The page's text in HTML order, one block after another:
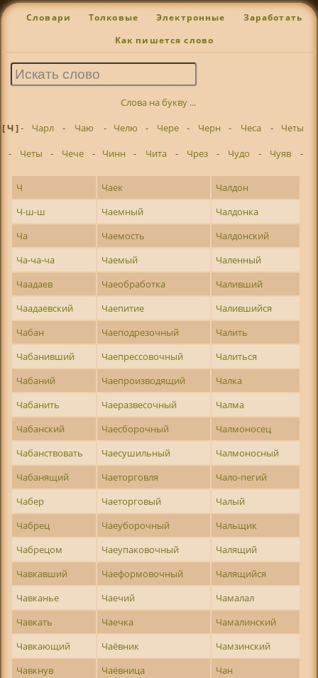
Словари Толковые Электронные Заработать
Как пишется слово
Слова на букву ...
[ Ч ]- Чарл - Чаю - Челю - Чере - Черн - Чеса -
Четы
-
Четы - Чече - Чинн - Чита - Чрез - Чудо - Чуяв -
Ч Чаек
Чалдон
Ч-ш-ш
Чаемный
Чалдонка
Ча
Чаемость
Чалдонский
Ча-ча-ча
Чаемый
Чаленный
Чаадаев
Чаеобработка
Чаливший
Чаадаевский
Чаепитие
Чалившийся
Чабан
Чаеподрезочный
Чалить
Чабанивший
Чаепрессовочный
Чалиться
Чабаний
Чаепроизводящий
Чалка
Чабанить
Чаеразвесочный
Чалма
Чабанский
Чаесборочный
Чалмоносец
Чабанствовать
Чаесушильный
Чалмоносный
Чабанящий
Чаеторговля
Чало-пегий
Чабер
Чаеторговый
Чалый
Чабрец
Чаеуборочный
Чальщик
Чабрецом
Чаеупаковочный
Чалящий
Чавкавший
Чаеформовочный
Чалящийся
Чавканье
Чаечий
Чамалал
Чавкать
Чаечка
Чамалинский
Чавкающий
Чаёвник
Чамзинский
Чавкнув
Чаёвница
Чан